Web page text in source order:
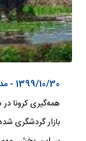
هتل آپارتمان
پانسیون
اقامتگاه سنتی
گالری تصاویر
گالری فیلم
مقالات
تعاونی
درباره تعاونی
آرشیو اخبار تعاونی
ارتباط با ما
فرم ارتباط
نظرات و پیشنهادات
شکایات و انتقادات
1399/10/30 - مدل ۲۰۲۱ تورهای گردشگری